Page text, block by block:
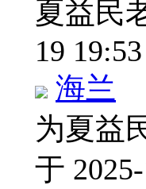
夏益民
19 19:53
海兰
为夏益
于